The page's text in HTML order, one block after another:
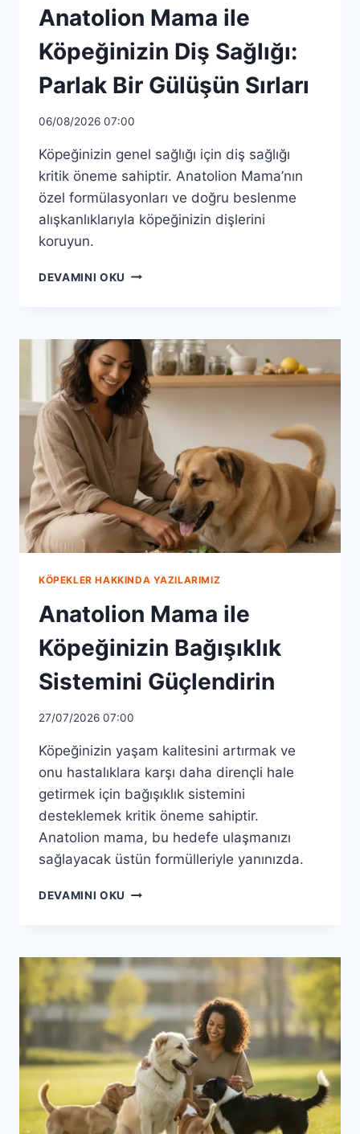
Anatolion Mama ile
Köpeğinizin Diş Sağlığı:
Parlak Bir Gülüşün Sırları
06/08/2026 07:00
Köpeğinizin genel sağlığı için diş sağlığı
kritik öneme sahiptir. Anatolion Mama’nın
özel formülasyonları ve doğru beslenme
alışkanlıklarıyla köpeğinizin dişlerini
koruyun.
DEVAMINI OKU ANATOLION
DIŞ
SAĞLIĞI:
PARLAK
BIR
GÜLÜŞÜN
SIRLARI
KÖPEKLER HAKKINDA YAZILARIMIZ
Anatolion Mama ile
Köpeğinizin Bağışıklık
Sistemini Güçlendirin
27/07/2026 07:00
Köpeğinizin yaşam kalitesini artırmak ve
onu hastalıklara karşı daha dirençli hale
getirmek için bağışıklık sistemini
desteklemek kritik öneme sahiptir.
Anatolion mama, bu hedefe ulaşmanızı
sağlayacak üstün formülleriyle yanınızda.
DEVAMINI OKU ANATOLION
BAĞIŞIKLIK
SISTEMINI